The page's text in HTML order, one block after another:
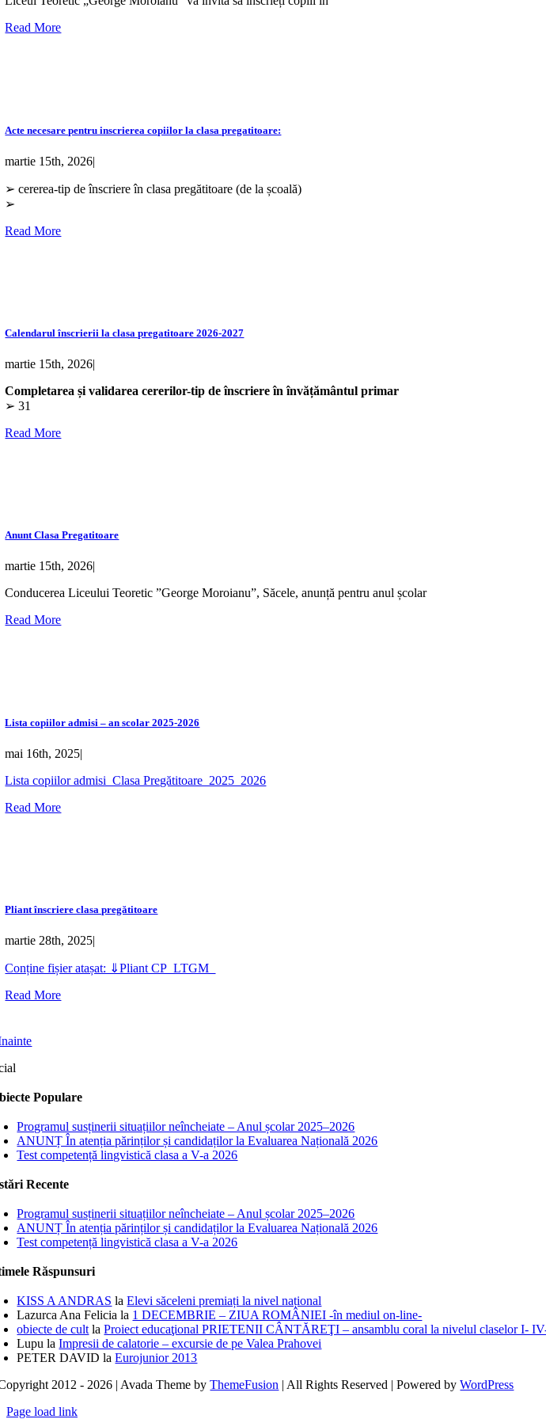
Read More
Acte necesare pentru inscrierea copiilor la clasa pregatitoare:
martie 15th, 2026|
➢ cererea-tip de înscriere în clasa pregătitoare (de la școală)
➢
Read More
Calendarul înscrierii la clasa pregatitoare 2026-2027
martie 15th, 2026|
Completarea și validarea cererilor-tip de înscriere în învățământul primar
➢ 31
Read More
Anunt Clasa Pregatitoare
martie 15th, 2026|
Conducerea Liceului Teoretic ”George Moroianu”, Săcele, anunță pentru anul școlar
Read More
Lista copiilor admisi – an scolar 2025-2026
mai 16th, 2025|
Lista copiilor admisi_Clasa Pregătitoare_2025_2026
Read More
Pliant înscriere clasa pregătitoare
martie 28th, 2025|
Conține fișier atașat: ⇓Pliant CP_LTGM_
Read More
Populare
Programul susținerii situațiilor neîncheiate – Anul școlar 2025–2026
ANUNȚ În atenția părinților și candidaților la Evaluarea Națională 2026
Test competență lingvistică clasa a V-a 2026
Recente
Programul susținerii situațiilor neîncheiate – Anul școlar 2025–2026
ANUNȚ În atenția părinților și candidaților la Evaluarea Națională 2026
Test competență lingvistică clasa a V-a 2026
Răspunsuri
KISS A ANDRAS laElevi săceleni premiați la nivel național
Lazurca Ana Felicia la 1 DECEMBRIE – ZIUA ROMÂNIEI -în mediul on-line-
obiecte de cult laProiect educaţional PRIETENII CÂNTĂREŢI – ansamblu coral la nivelul claselor I-
Lupu laImpresii de calatorie – excursie de pe Valea Prahovei
PETER DAVID laEurojunior 2013
2012 - 2026 | Avada Theme byThemeFusion | All Rights Reserved | Powered byWordPress
Page load link